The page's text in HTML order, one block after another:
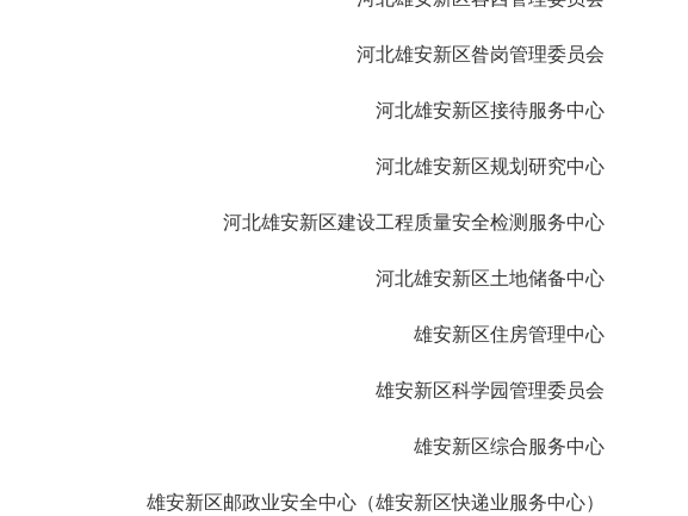
河北雄安新区昝岗管理委员会
河北雄安新区接待服务中心
河北雄安新区规划研究中心
河北雄安新区建设工程质量安全检测服务中心
河北雄安新区土地储备中心
雄安新区住房管理中心
雄安新区科学园管理委员会
雄安新区综合服务中心
雄安新区邮政业安全中心（雄安新区快递业服务中心）